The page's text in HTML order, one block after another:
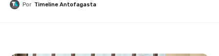
Por Timeline Antofagasta